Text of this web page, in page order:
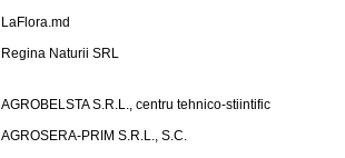
LaFlora.md
Regina Naturii SRL
AGROBELSTA S.R.L., centru tehnico-stiintific
AGROSERA-PRIM S.R.L., S.C.